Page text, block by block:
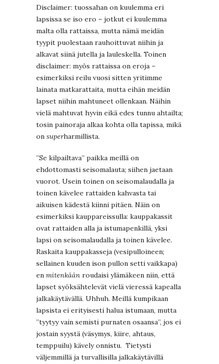
Disclaimer: tuossahan on kuulemma eri
lapsissa se iso ero – jotkut ei kuulemma
malta olla rattaissa, mutta nämä meidän
tyypit puolestaan rauhoittuvat niihin ja
alkavat siinä jutella ja lauleskella. Toinen
disclaimer: myös rattaissa on eroja –
esimerkiksi reilu vuosi sitten yritimme
lainata matkarattaita, mutta eihän meidän
lapset niihin mahtuneet ollenkaan. Näihin
vielä mahtuvat hyvin eikä edes tunnu ahtailta;
tosin painoraja alkaa kohta olla tapissa, mikä
on superharmillista.
”Se kilpailtava” paikka meillä on
ehdottomasti seisomalauta; siihen jaetaan
vuorot. Usein toinen on seisomalaudalla ja
toinen kävelee rattaiden kahvasta tai
aikuisen kädestä kiinni pitäen. Näin on
esimerkiksi kauppareissulla: kauppakassit
ovat rattaiden alla ja istumapenkillä, yksi
lapsi on seisomalaudalla ja toinen kävelee.
Raskaita kauppakasseja (vesipulloineen;
sellainen kuuden ison pullon setti vaikkapa)
en mitenkään roudaisi ylämäkeen niin, että
lapset syöksähtelevät vielä vieressä kapealla
jalkakäytävällä. Uhhuh. Meillä kumpikaan
lapsista ei erityisesti halua istumaan, mutta
”tyytyy vain semisti purnaten osaansa”, jos ei
jostain syystä (väsymys, kiire, ahtaus,
temppuilu) kävely onnistu. Tietysti
väljemmillä ja turvallisilla jalkakäytävillä